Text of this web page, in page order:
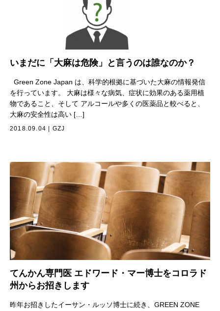
いまだに「大麻は危険」と言うのは誰なのか？
Green Zone Japan は、科学的根拠に基づいた大麻の情報発信
を行っています。 大麻は様々な病気、症状に効果のある薬用植
物であること、そして アルコールや多くの医薬品と較べると、
大麻の安全性は高い […]
2018.09.04 GZJ
てんかん専門医 エドワード・マー博士をコロラド
州からお招きします
昨年お招きしたイーサン・ルッソ博士に続き、GREEN ZONE